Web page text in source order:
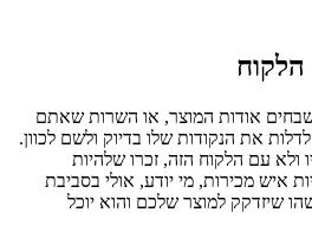
אודות המוצר, או השרות שאתם
את הנקודות שלו בדיוק ולשם לכוון.
עם הלקוח הזה, זכרו שלהיות
איש מכירות, מי יודע, אולי בסביבת
שיזדקק למוצר שלכם והוא יוכל